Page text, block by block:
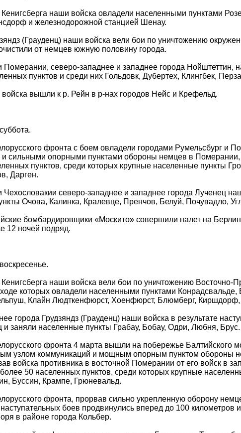
наши войска овладели населенными пунктами
и железнодорожной станцией Шенау.
(Грауденц) наши войска вели бои по уничтожению
от немцев южную половину города.
Померании, северо-западнее и западнее города Нойштеттин,
пунктов и среди них Гольдовк, Дубертех, Клингбек,
вышли к р. Рейн в р-нах городов Нейс и Крефельд.
фронта с боем овладели городами Румельсбург и
и сильными опорными пунктами обороны немцев в Померании,
пунктов, среди которых крупные населенные пункты
Дарген.
Чехословакии северо-западнее и западнее города Лученец
Очова, Калинка, Кралевце, Пренчов, Белуй, Почувадло,
бомбардировщики «Москито» совершили налет на
12 ночей подряд.
наши войска вели бои по уничтожению Восточно-
которых овладели населенными пунктами
Клайн Людткенфюрст, Хоенфюрст, Блюмберг, Киршдорф,
города Грудзяндз (Грауденц) наши войска в результате
и заняли населенные пункты Грабау, Бобау, Одри, Любня, Брус.
фронта 4 марта вышли на побережье Балтийского
узлом коммуникаций и мощным опорным пунктом обороны
войска противника в восточной Померании от его войск в
50 населенных пунктов, среди которых крупные
Буссин, Крампе, Грюневальд.
фронта, прорвав сильно укрепленную оборону
боев продвинулись вперед до 100
в районе города Кольбер.